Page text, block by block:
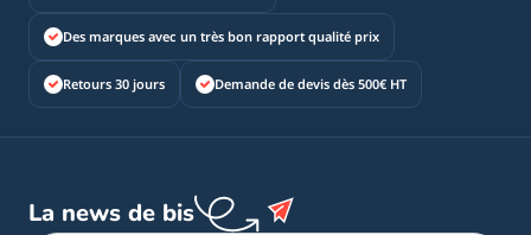
Des marques avec un très bon rapport qualité prix
Retours 30 jours Demande de devis dès 500€ HT
La news de bis